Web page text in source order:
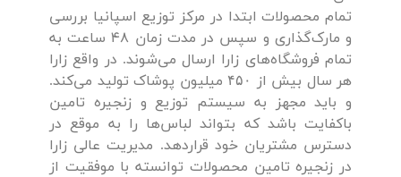
تمام محصولات ابتدا در مرکز توزیع اسپانیا بررسی
و مارک‌گذاری و سپس در مدت زمان 48 ساعت به
تمام فروشگاه‌های زارا ارسال می‌شوند. در واقع زارا
هر سال بیش از ۴۵۰ میلیون پوشاک تولید می‌کند.
و باید مجهز به سیستم توزیع و زنجیره تامین
باکفایت باشد که بتواند لباس‌ها را به موقع در
دسترس مشتریان خود قرار‌دهد. مدیریت عالی زارا
در زنجیره تامین محصولات توانسته با موفقیت از